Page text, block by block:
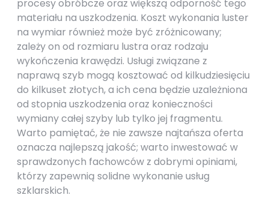
procesy obróbcze oraz większą odporność tego
materiału na uszkodzenia. Koszt wykonania luster
na wymiar również może być zróżnicowany;
zależy on od rozmiaru lustra oraz rodzaju
wykończenia krawędzi. Usługi związane z
naprawą szyb mogą kosztować od kilkudziesięciu
do kilkuset złotych, a ich cena będzie uzależniona
od stopnia uszkodzenia oraz konieczności
wymiany całej szyby lub tylko jej fragmentu.
Warto pamiętać, że nie zawsze najtańsza oferta
oznacza najlepszą jakość; warto inwestować w
sprawdzonych fachowców z dobrymi opiniami,
którzy zapewnią solidne wykonanie usług
szklarskich.